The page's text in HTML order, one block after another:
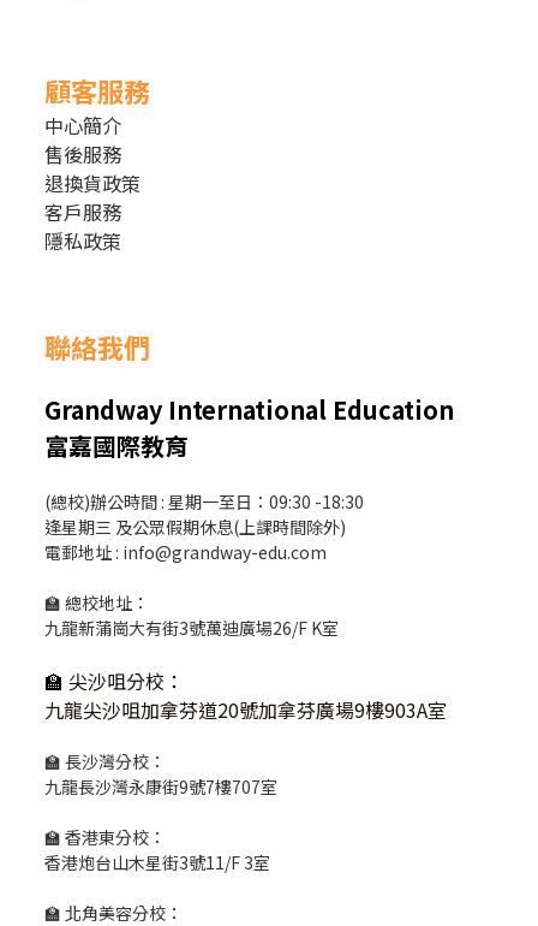
顧客服務
中心簡介
售後服務
退換貨政策
客戶服務
隱私政策
聯絡我們
Grandway International Education
富嘉國際教育
(總校)辦公時間 : 星期一至日：09:30 -18:30
逢星期三 及公眾假期休息(上課時間除外)
電郵地址 : info@grandway-edu.com
🏫 總校地址：
九龍新蒲崗大有街3號萬迪廣場26/F K室
🏫 尖沙咀分校 ：
九龍尖沙咀加拿芬道20號加拿芬廣場9樓903A室
🏫 長沙灣分校：
九龍長沙灣永康街9號7樓707室
🏫 香港東分校：
香港炮台山木星街3號11/F 3室
🏫 北角美容分校：